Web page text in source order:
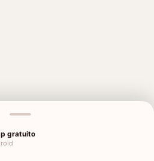
RELACIONADAS
gratuito